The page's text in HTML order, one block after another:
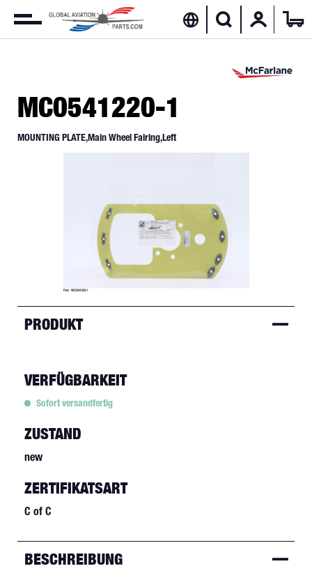
MC0541220-1
MOUNTING PLATE,Main Wheel Fairing,Left
PRODUKT
VERFÜGBARKEIT
Sofort versandfertig
ZUSTAND
new
ZERTIFIKATSART
C of C
BESCHREIBUNG